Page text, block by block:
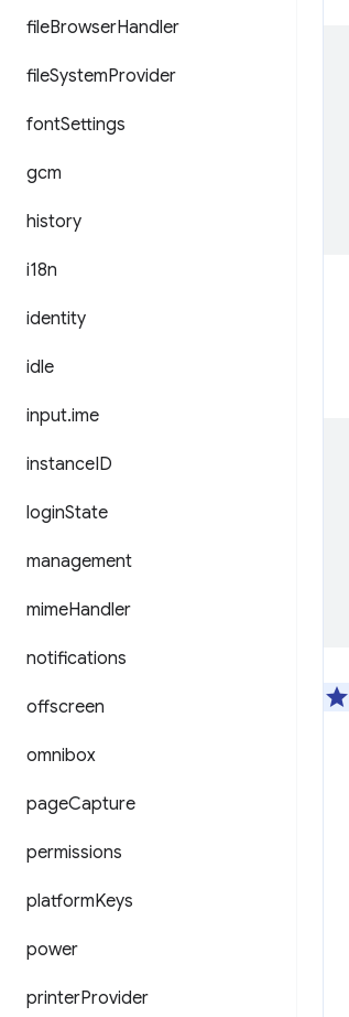
fileBrowserHandler
fileSystemProvider
fontSettings
gcm
history
i18n
identity
idle
input.ime
instanceID
loginState
management
mimeHandler
notifications
offscreen
omnibox
pageCapture
permissions
platformKeys
power
printerProvider